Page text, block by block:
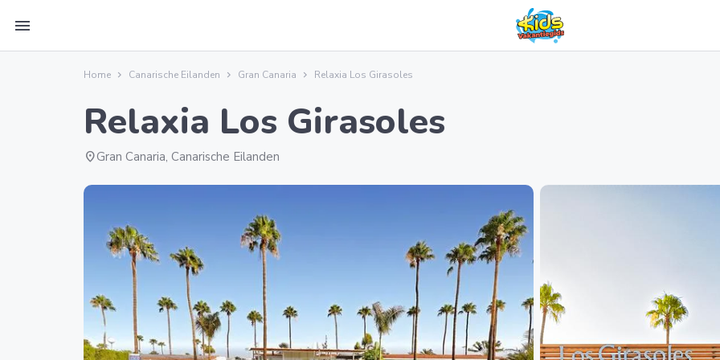
menu
Home Canarische Eilanden Gran Canaria Relaxia Los Girasoles
Relaxia Los Girasoles
location_onGran Canaria, Canarische Eilanden